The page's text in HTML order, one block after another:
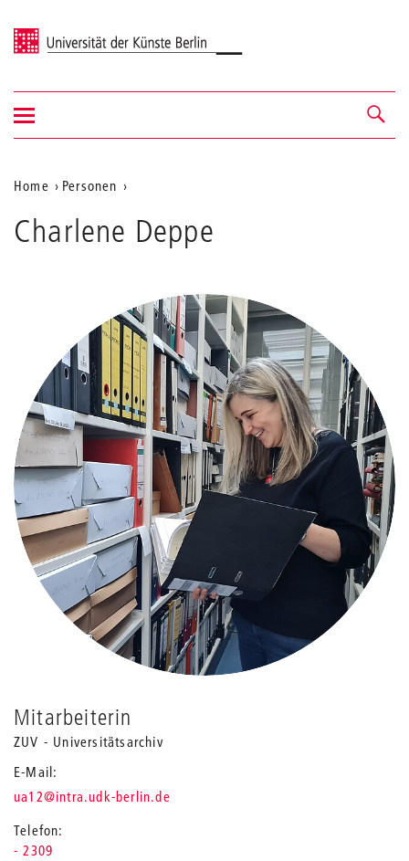
Universität der Künste Berlin
Navigation &
Suche
Navigation
ein-/ausblenden
Aktuelle
Position
auf
Home
Personen
Charlene Deppe
Mitarbeiterin
ZUV - Universitätsarchiv
E-Mail
ua12_
@intra.udk-berlin.de
Telefon
- 2309